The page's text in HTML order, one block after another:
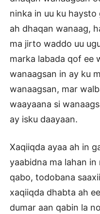
ninka in uu ku haysto
ah dhaqan wanaag,
ma jirto waddo uu
marka labada qof ee
wanaagsan in ay ku
wanaagsan, mar
waayaana si
ay isku daayaan.
Xaqiiqda ayaa ah in
yaabidna ma lahan in
qabo, todobana
xaqiiqda dhabta ah
dumar aan qabin la